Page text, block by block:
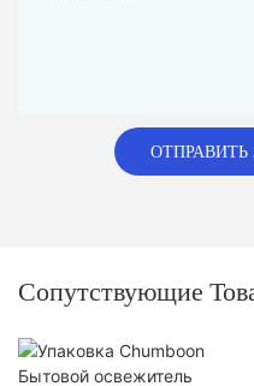
ОТПРАВИТЬ
Сопутствующие